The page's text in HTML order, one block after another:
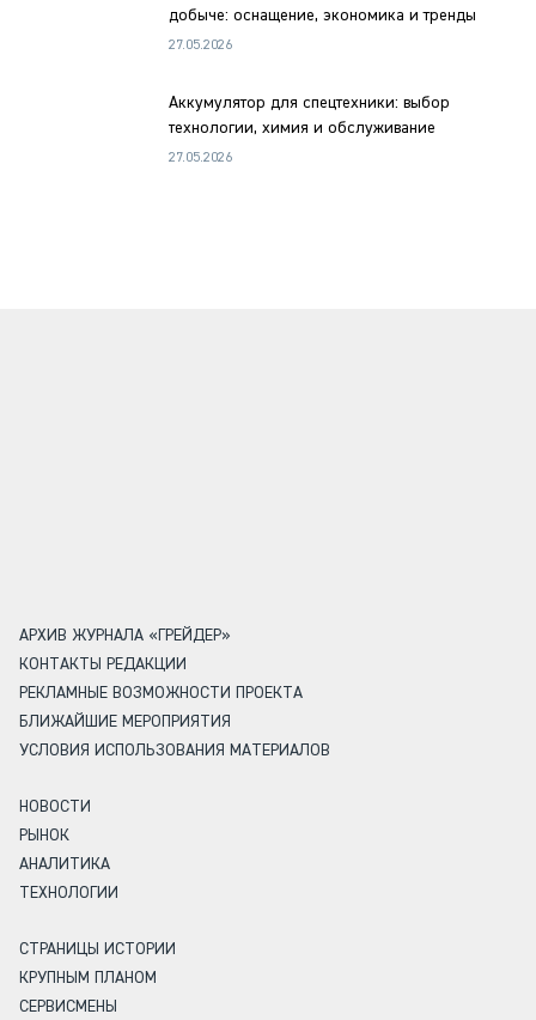
добыче: оснащение, экономика и тренды
27.05.2026
Аккумулятор для спецтехники: выбор
технологии, химия и обслуживание
27.05.2026
АРХИВ ЖУРНАЛА «ГРЕЙДЕР»
КОНТАКТЫ РЕДАКЦИИ
РЕКЛАМНЫЕ ВОЗМОЖНОСТИ ПРОЕКТА
БЛИЖАЙШИЕ МЕРОПРИЯТИЯ
УСЛОВИЯ ИСПОЛЬЗОВАНИЯ МАТЕРИАЛОВ
НОВОСТИ
РЫНОК
АНАЛИТИКА
ТЕХНОЛОГИИ
СТРАНИЦЫ ИСТОРИИ
КРУПНЫМ ПЛАНОМ
СЕРВИСМЕНЫ